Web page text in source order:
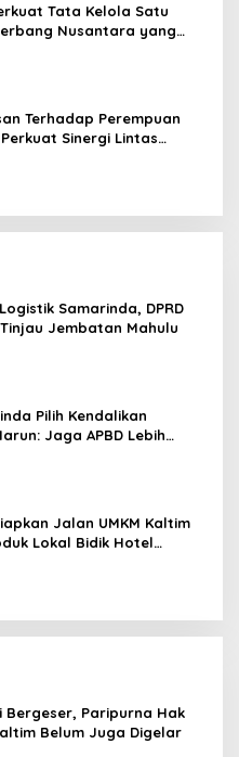
Tata Kelola Satu
Nusantara yang
Terhadap Perempuan
Perkuat Sinergi Lintas
Samarinda, DPRD
Jembatan Mahulu
Pilih Kendalikan
Jaga APBD Lebih
Jalan UMKM Kaltim
Lokal Bidik Hotel
Bergeser, Paripurna Hak
Belum Juga Digelar